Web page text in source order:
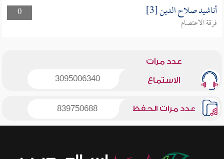
0
أناشيد صلاح الدين [3]
فرقة الاعتصام
عدد مرات
الاستماع 3095006340
عدد مرات الحفظ 839750688